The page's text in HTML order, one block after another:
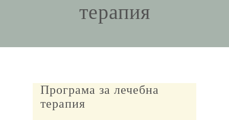
терапия
Програма за лечебна
терапия